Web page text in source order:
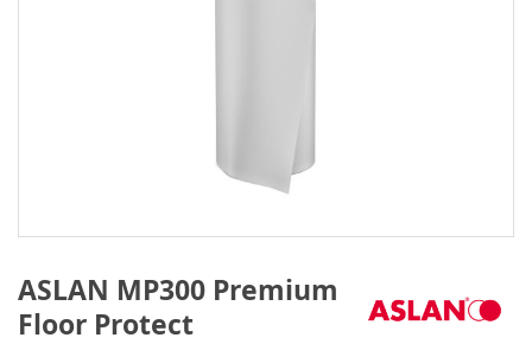
ASLAN MP300 Premium
Floor Protect